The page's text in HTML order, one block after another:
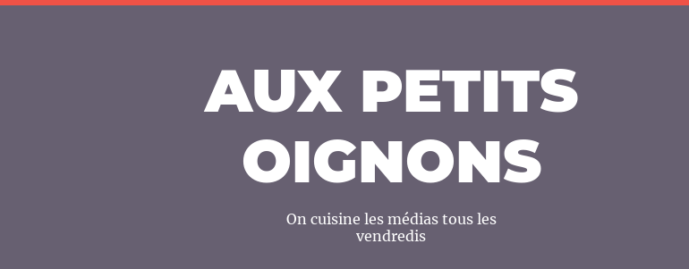
AUX PETITS
OIGNONS
On cuisine les médias tous les
vendredis